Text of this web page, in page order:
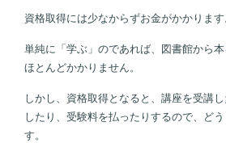
資格取得には少なからずお金がかかります
単純に「学ぶ」のであれば、図書館から
ほとんどかかりません。
しかし、資格取得となると、講座を受講
したり、受験料を払ったりするので、ど
す。